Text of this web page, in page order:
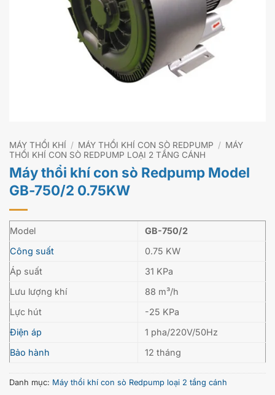
MÁY THỔI KHÍ / MÁY THỔI KHÍ CON SÒ REDPUMP / MÁY
THỔI KHÍ CON SÒ REDPUMP LOẠI 2 TẦNG CÁNH
Máy thổi khí con sò Redpump Model
GB-750/2 0.75KW
Model
GB-750/2
Công suất
0.75 KW
Áp suất
31 KPa
Lưu lượng khí
88 m³/h
Lực hút
-25 KPa
Điện áp
1 pha/220V/50Hz
Bảo hành
12 tháng
Danh mục: Máy thổi khí con sò Redpump loại 2 tầng cánh